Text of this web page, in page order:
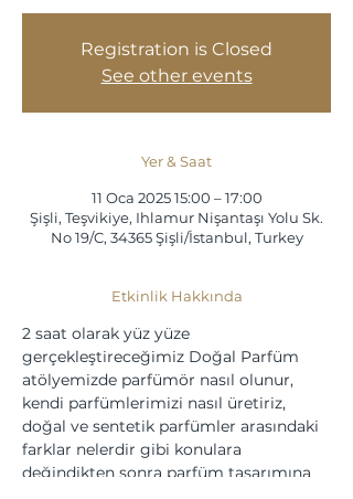
Registration is Closed
See other events
Yer & Saat
11 Oca 2025 15:00 – 17:00
Şişli, Teşvikiye, Ihlamur Nişantaşı Yolu Sk.
No 19/C, 34365 Şişli/İstanbul, Turkey
Etkinlik Hakkında
2 saat olarak yüz yüze
gerçekleştireceğimiz Doğal Parfüm
atölyemizde parfümör nasıl olunur,
kendi parfümlerimizi nasıl üretiriz,
doğal ve sentetik parfümler arasındaki
farklar nelerdir gibi konulara
değindikten sonra parfüm tasarımına